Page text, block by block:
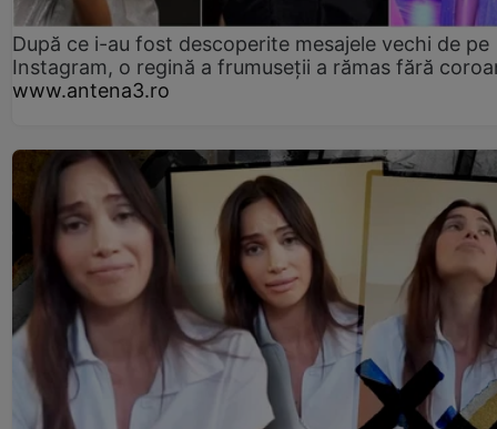
După ce i-au fost descoperite mesajele vechi de pe
Instagram, o regină a frumuseții a rămas fără
www.antena3.ro